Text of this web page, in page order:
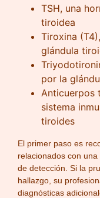
TSH, una
tiroidea
Tiroxina
glándula
por la
Anticuerpos
sistema
tiroides
El primer paso es
relacionados con
de detección. Si la
hallazgo, su
diagnósticas